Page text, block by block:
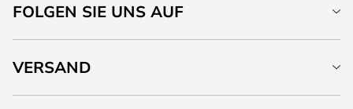
FOLGEN SIE UNS AUF
VERSAND